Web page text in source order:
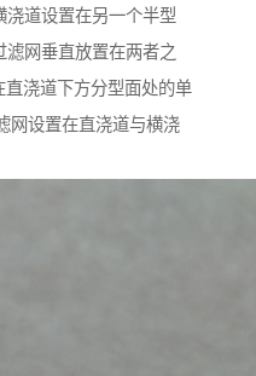
浇道设置在另一个半型
滤网垂直放置在两者之
浇道下方分型面处的单
网设置在直浇道与横浇